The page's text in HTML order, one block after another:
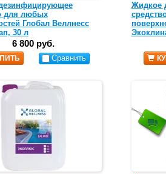
для любых
Глобал Веллнесс
30 л
6 800 руб.
Сравнить
Жидкое